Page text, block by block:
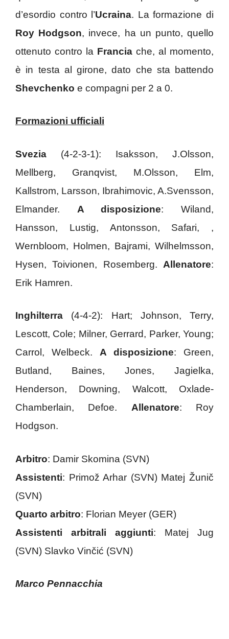
d’esordio contro l’Ucraina. La formazione di
Roy Hodgson, invece, ha un punto, quello
ottenuto contro la Francia che, al momento,
è in testa al girone, dato che sta battendo
Shevchenko e compagni per 2 a 0.
Formazioni ufficiali
Svezia (4-2-3-1): Isaksson, J.Olsson,
Mellberg, Granqvist, M.Olsson, Elm,
Kallstrom, Larsson, Ibrahimovic, A.Svensson,
Elmander. A disposizione: Wiland,
Hansson, Lustig, Antonsson, Safari, ,
Wernbloom, Holmen, Bajrami, Wilhelmsson,
Hysen, Toivionen, Rosemberg. Allenatore:
Erik Hamren.
Inghilterra (4-4-2): Hart; Johnson, Terry,
Lescott, Cole; Milner, Gerrard, Parker, Young;
Carrol, Welbeck. A disposizione: Green,
Butland, Baines, Jones, Jagielka,
Henderson, Downing, Walcott, Oxlade-
Chamberlain, Defoe. Allenatore: Roy
Hodgson.
Arbitro: Damir Skomina (SVN)
Assistenti: Primož Arhar (SVN) Matej Žunič
(SVN)
Quarto arbitro: Florian Meyer (GER)
Assistenti arbitrali aggiunti: Matej Jug
(SVN) Slavko Vinčić (SVN)
Marco Pennacchia